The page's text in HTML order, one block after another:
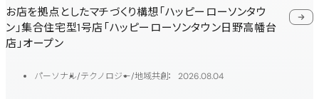
お店を拠点としたマチづくり構想「ハッピーローソンタウ
ン」集合住宅型1号店「ハッピーローソンタウン日野高幡台
店」オープン
パーソナル テクノロジー 地域共創 2026.08.04